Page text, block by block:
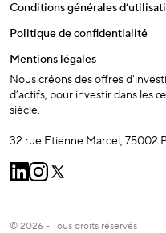
Nous créons des offres
d’actifs, pour investir dans les
siècle.
32 rue Etienne Marcel, 75002
Conditions générales
Politique de confidentialité
Mentions légales
© 2026 - Tous droits réservés